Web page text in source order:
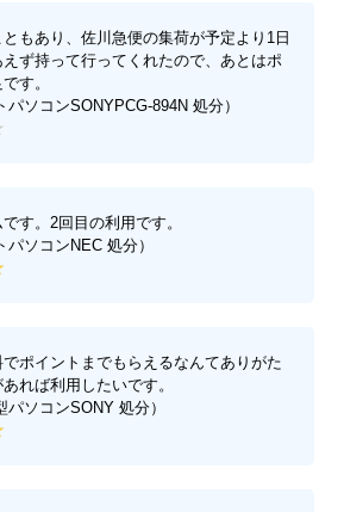
もあり、佐川急便の集荷が予定より1日
ず持って行ってくれたので、あとはポ
す。
パソコンSONYPCG-894N 処分）
す。2回目の利用です。
パソコンNEC 処分）
ポイントまでもらえるなんてありがた
れば利用したいです。
パソコンSONY 処分）